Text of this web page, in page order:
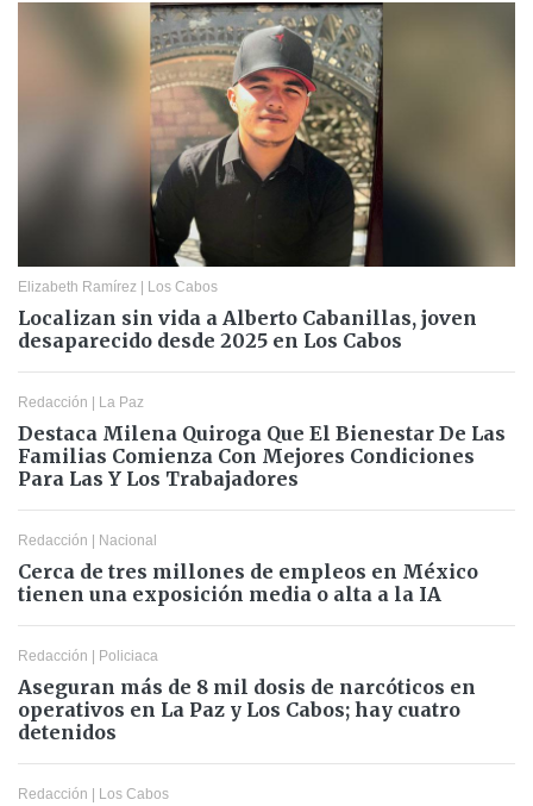
Elizabeth Ramírez | Los Cabos
Localizan sin vida a Alberto Cabanillas, joven
desaparecido desde 2025 en Los Cabos
Redacción | La Paz
Destaca Milena Quiroga Que El Bienestar De Las
Familias Comienza Con Mejores Condiciones
Para Las Y Los Trabajadores
Redacción | Nacional
Cerca de tres millones de empleos en México
tienen una exposición media o alta a la IA
Redacción | Policiaca
Aseguran más de 8 mil dosis de narcóticos en
operativos en La Paz y Los Cabos; hay cuatro
detenidos
Redacción | Los Cabos